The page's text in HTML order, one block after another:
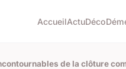
AccueilActuDéco
de la clôture